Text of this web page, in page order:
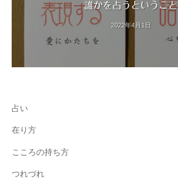
誰かを占うということ
2022年4月1日
占い
在り方
こころの持ち方
つれづれ